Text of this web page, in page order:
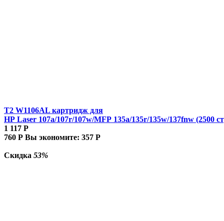
T2 W1106AL картридж для
HP Laser 107a/107r/107w/MFP 135a/135r/135w/137fnw (2500
1 117 Р
760 Р Вы экономите: 357 Р
Скидка 53%